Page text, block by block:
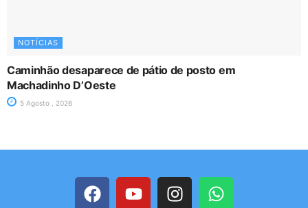
NOTÍCIAS
Caminhão desaparece de pátio de posto em
Machadinho D’Oeste
5 Agosto , 2026